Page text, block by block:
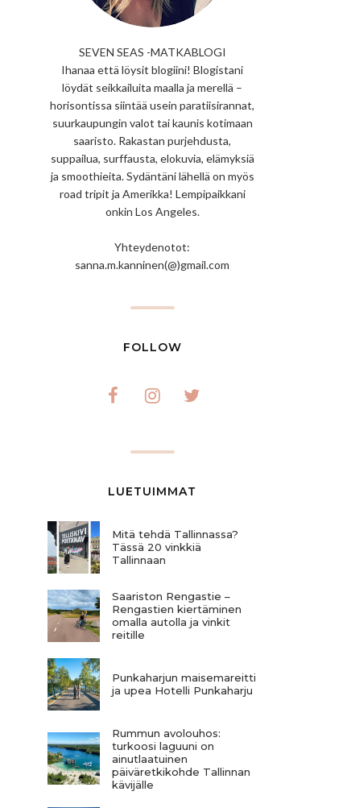
SEVEN SEAS -MATKABLOGI
Ihanaa että löysit blogiini! Blogistani
löydät seikkailuita maalla ja merellä –
horisontissa siintää usein paratiisirannat,
suurkaupungin valot tai kaunis kotimaan
saaristo. Rakastan purjehdusta,
suppailua, surffausta, elokuvia, elämyksiä
ja smoothieita. Sydäntäni lähellä on myös
road tripit ja Amerikka! Lempipaikkani
onkin Los Angeles.
Yhteydenotot:
sanna.m.kanninen(@)gmail.com
FOLLOW
LUETUIMMAT
Mitä tehdä Tallinnassa?
Tässä 20 vinkkiä
Tallinnaan
Saariston Rengastie –
Rengastien kiertäminen
omalla autolla ja vinkit
reitille
Punkaharjun maisemareitti
ja upea Hotelli Punkaharju
Rummun avolouhos:
turkoosi laguuni on
ainutlaatuinen
päiväretkikohde Tallinnan
kävijälle